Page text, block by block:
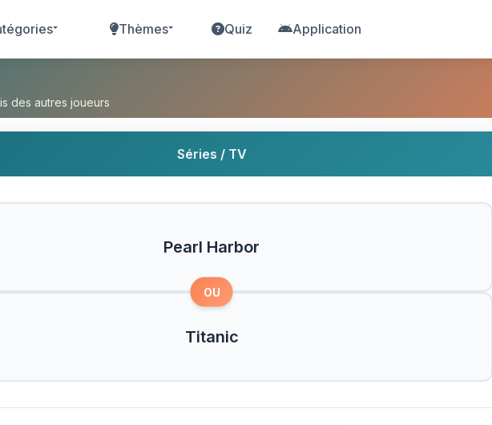
Thèmes Quiz Application
Titanic ?
des autres joueurs
Séries / TV
Pearl Harbor
OU
Titanic